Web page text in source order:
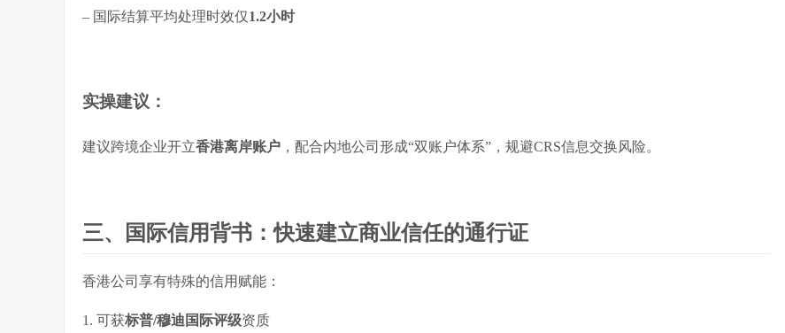
– 国际结算平均处理时效仅1.2小时
实操建议 ：
建议跨境企业开立香港离岸账户 ，配合内地公司形成“双账户体系”，规避CRS信息交换风险。
三、国际信用背书：快速建立商业信任的通行证
香港公司享有特殊的信用赋能：
1. 可获标普/穆迪国际评级资质